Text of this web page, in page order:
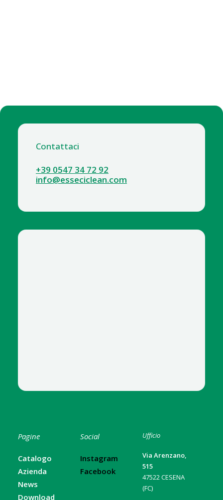
Contattaci
+39 0547 34 72 92
info@esseciclean.com
Pagine
Catalogo
Azienda
News
Download
Social
Instagram
Facebook
Ufficio
Via Arenzano,
515
47522 CESENA
(FC)